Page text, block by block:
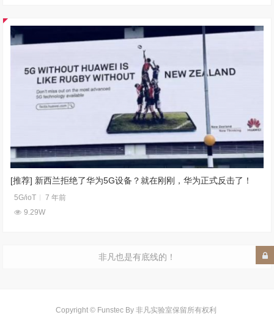
[推荐] 新西兰拒绝了华为5G设备？就在刚刚，华为正式反击了！
5G/ioT
7 年前
9.29W
非凡也是有底线的！
Copyright © Funstec By 非凡实验室保留所有权利